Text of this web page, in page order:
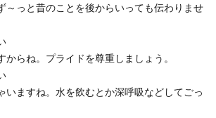
と昔のことを後からいっても伝わりませ
ね。プライドを尊重しましょう。
すね。水を飲むとか深呼吸などしてごっ